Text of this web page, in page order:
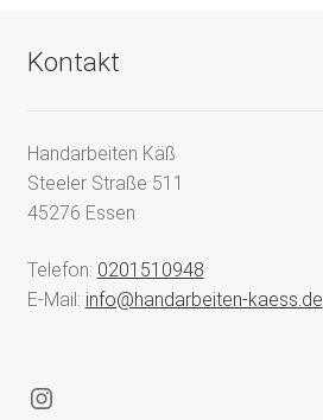
Kontakt
Handarbeiten Käß
Steeler Straße 511
45276 Essen
Telefon: 0201510948
E-Mail: info@handarbeiten-kaess.de
Instagram